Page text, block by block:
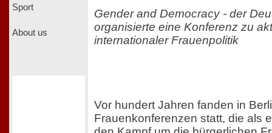
Sport
About us
Gender and Democracy - der
organisierte eine Konferenz zu
internationaler Frauenpolitik
Vor hundert Jahren fanden in
Frauenkonferenzen statt, die als